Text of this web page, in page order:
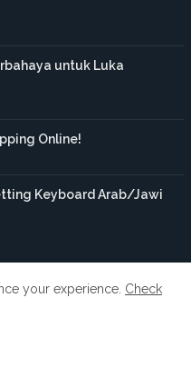
untuk Luka
Online!
Keyboard Arab/Jawi
your experience. Check